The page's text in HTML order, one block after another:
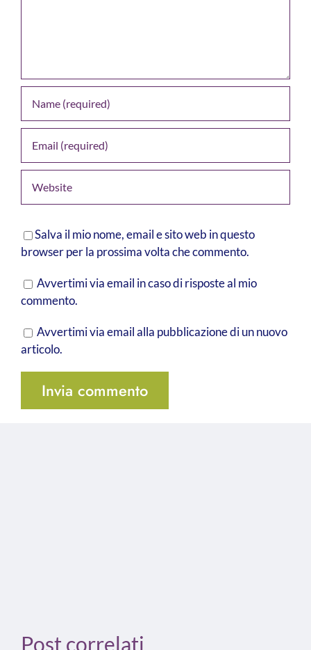
Salva il mio nome, email e sito web in questo
browser per la prossima volta che commento.
Avvertimi via email in caso di risposte al mio
commento.
Avvertimi via email alla pubblicazione di un nuovo
articolo.
Post correlati